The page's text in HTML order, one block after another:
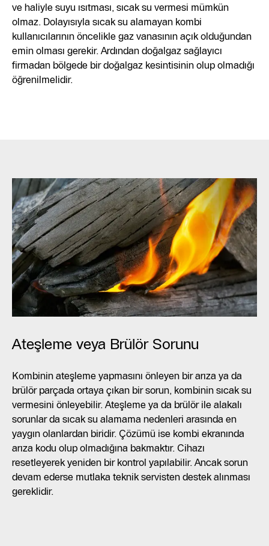
ve haliyle suyu ısıtması, sıcak su vermesi mümkün
olmaz. Dolayısıyla sıcak su alamayan kombi
kullanıcılarının öncelikle gaz vanasının açık olduğundan
emin olması gerekir. Ardından doğalgaz sağlayıcı
firmadan bölgede bir doğalgaz kesintisinin olup olmadığı
öğrenilmelidir.
Ateşleme veya Brülör Sorunu
Kombinin ateşleme yapmasını önleyen bir arıza ya da
brülör parçada ortaya çıkan bir sorun, kombinin sıcak su
vermesini önleyebilir. Ateşleme ya da brülör ile alakalı
sorunlar da sıcak su alamama nedenleri arasında en
yaygın olanlardan biridir. Çözümü ise kombi ekranında
arıza kodu olup olmadığına bakmaktır. Cihazı
resetleyerek yeniden bir kontrol yapılabilir. Ancak sorun
devam ederse mutlaka teknik servisten destek alınması
gereklidir.